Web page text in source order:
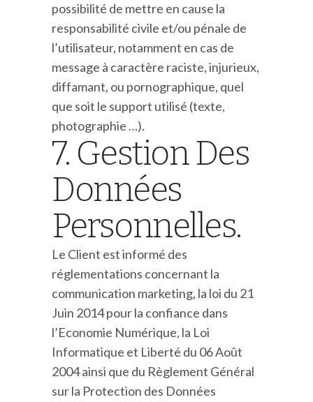
possibilité de mettre en cause la
responsabilité civile et/ou pénale de
l’utilisateur, notamment en cas de
message à caractère raciste, injurieux,
diffamant, ou pornographique, quel
que soit le support utilisé (texte,
photographie …).
7. Gestion Des
Données
Personnelles.
Le Client est informé des
réglementations concernant la
communication marketing, la loi du 21
Juin 2014 pour la confiance dans
l’Economie Numérique, la Loi
Informatique et Liberté du 06 Août
2004 ainsi que du Règlement Général
sur la Protection des Données